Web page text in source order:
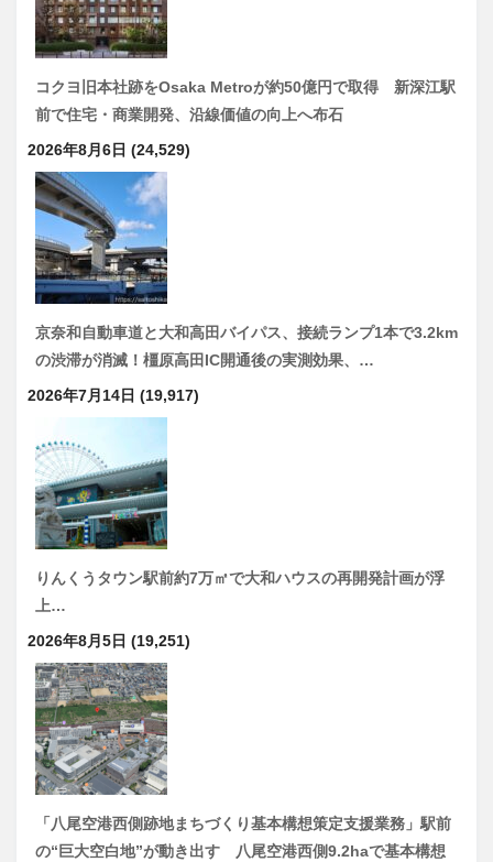
コクヨ旧本社跡をOsaka Metroが約50億円で取得 新深江駅
前で住宅・商業開発、沿線価値の向上へ布石
2026年8月6日 (24,529)
京奈和自動車道と大和高田バイパス、接続ランプ1本で3.2km
の渋滞が消滅！橿原高田IC開通後の実測効果、…
2026年7月14日 (19,917)
りんくうタウン駅前約7万㎡で大和ハウスの再開発計画が浮
上…
2026年8月5日 (19,251)
「八尾空港西側跡地まちづくり基本構想策定支援業務」駅前
の“巨大空白地”が動き出す 八尾空港西側9.2haで基本構想